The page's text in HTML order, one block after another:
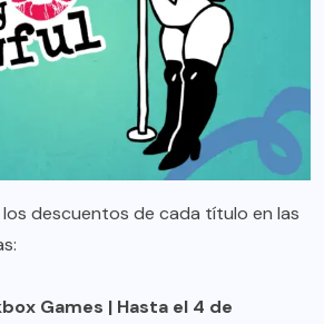
descuentos de cada título en las
Games | Hasta el 4 de